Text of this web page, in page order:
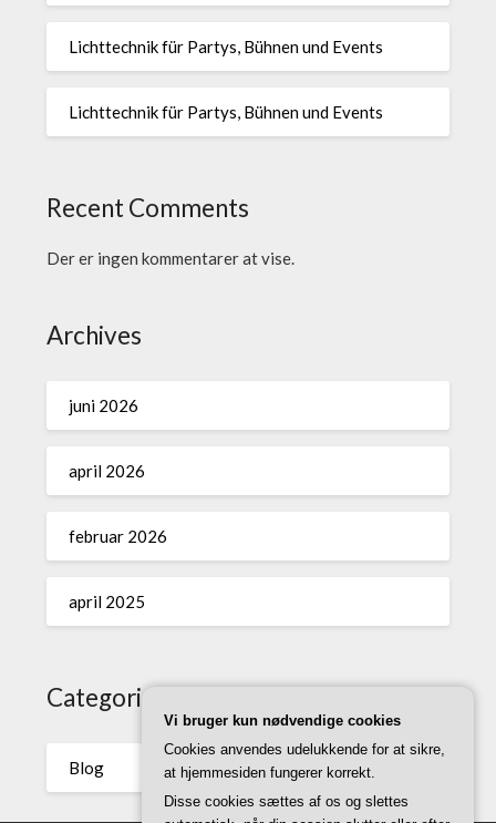
Lichttechnik für Partys, Bühnen und Events
Lichttechnik für Partys, Bühnen und Events
Recent Comments
Der er ingen kommentarer at vise.
Archives
juni 2026
april 2026
februar 2026
april 2025
Categories
Blog
Vi bruger kun nødvendige cookies
Cookies anvendes udelukkende for at sikre,
at hjemmesiden fungerer korrekt.
Disse cookies sættes af os og slettes